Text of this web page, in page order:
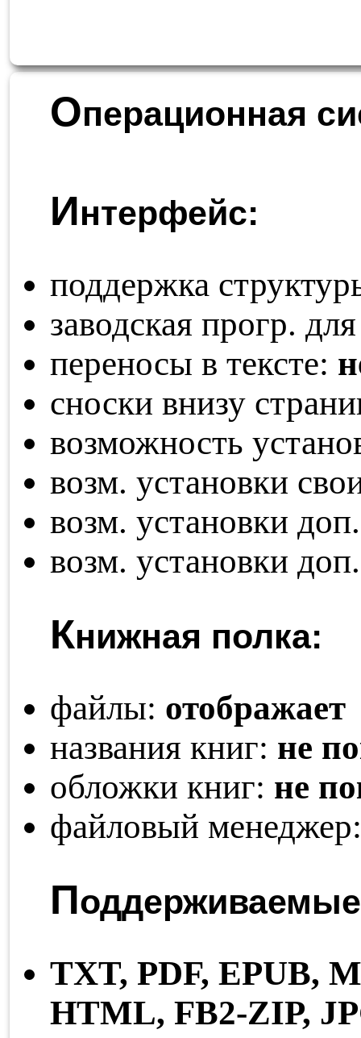
Операционная
Интерфейс:
поддержка
заводская прогр.
переносы в тексте:
сноски внизу
возможность
возм. установки
возм. установки
возм. установки
Книжная полка:
файлы: отображает
названия книг: не
обложки книг: не
файловый
П
TXT, PDF, EPUB,
HTML, FB2-ZIP,